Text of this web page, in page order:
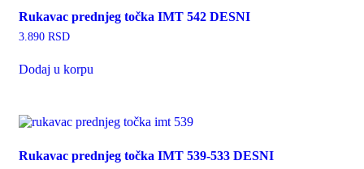
Rukavac prednjeg točka IMT 542 DESNI
3.890 RSD
Dodaj u korpu
Rukavac prednjeg točka IMT 539-533 DESNI